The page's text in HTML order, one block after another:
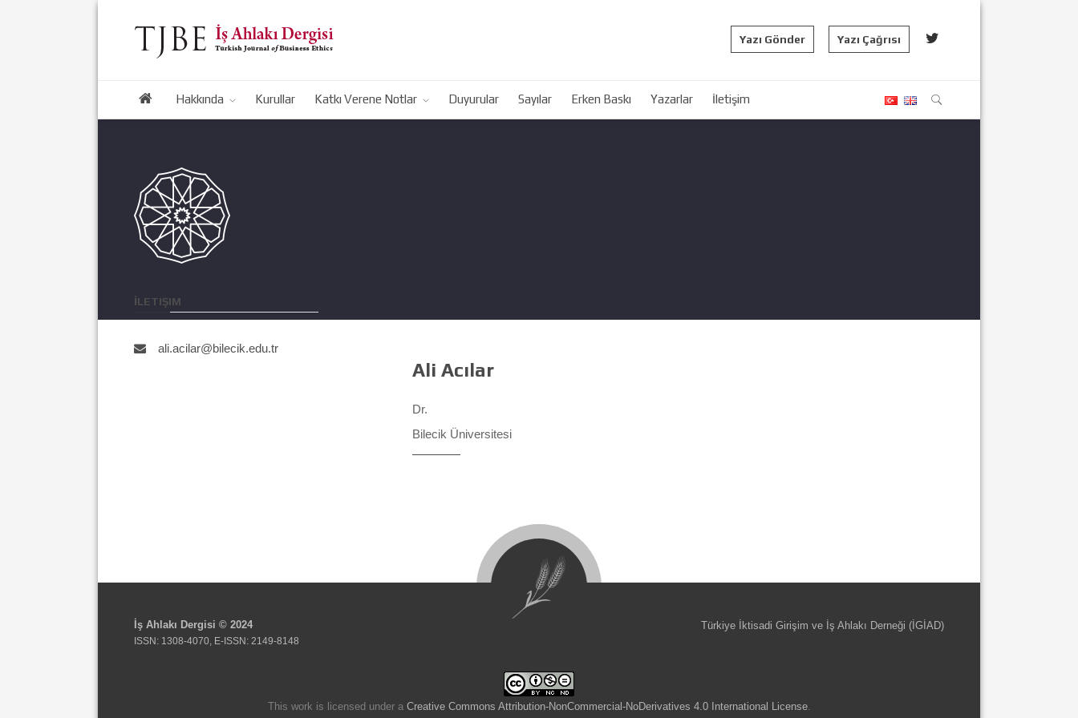
Yazı Gönder Yazı Çağrısı
Hakkında Kurullar Katkı Verene Notlar Duyurular Sayılar Erken Baskı Yazarlar İletişim
İLETIŞIM
ali.acilar@bilecik.edu.tr
Ali Acılar
Dr.
Bilecik Üniversitesi
İş Ahlakı Dergisi © 2024
ISSN: 1308-4070, E-ISSN: 2149-8148
Türkiye İktisadi Girişim ve İş Ahlakı Derneği (İGİAD)
This work is licensed under a Creative Commons Attribution-NonCommercial-NoDerivatives 4.0 International License.